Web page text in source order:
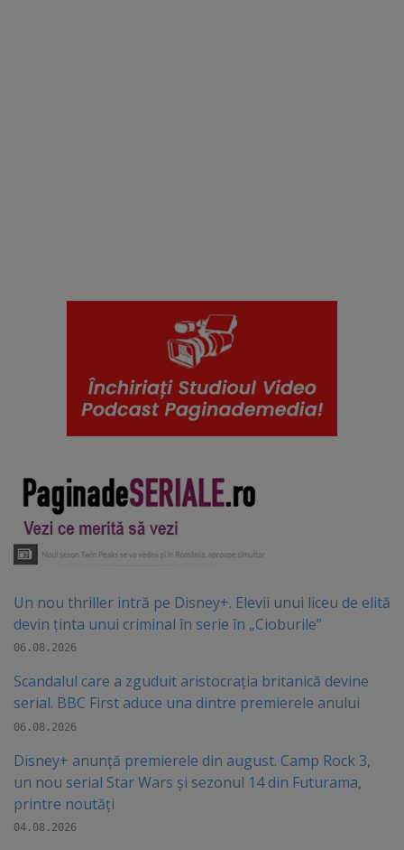
Un nou thriller intră pe Disney+. Elevii unui liceu de elită
devin ținta unui criminal în serie în „Cioburile”
06.08.2026
Scandalul care a zguduit aristocrația britanică devine
serial. BBC First aduce una dintre premierele anului
06.08.2026
Disney+ anunță premierele din august. Camp Rock 3,
un nou serial Star Wars și sezonul 14 din Futurama,
printre noutăți
04.08.2026